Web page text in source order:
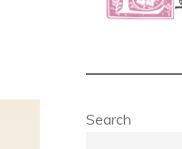
Search